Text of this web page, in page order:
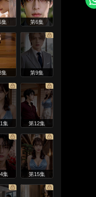
集 第6集
集 第9集
集 第12集
集 第15集